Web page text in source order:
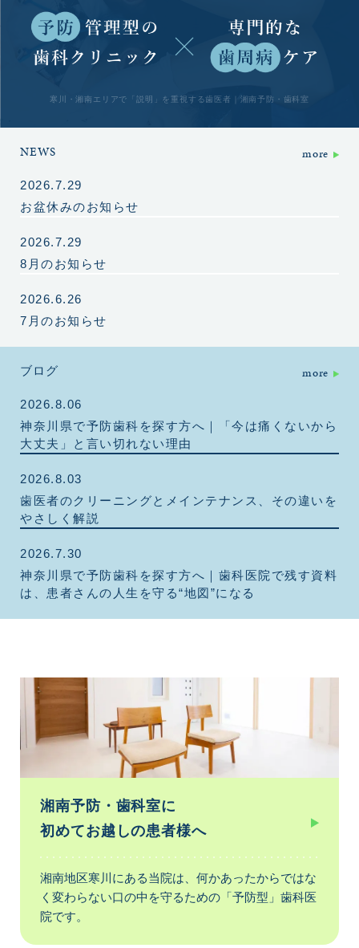
寒川・湘南エリアで「説明」を重視する歯医者｜ 湘南予防・歯科室
NEWS
2026.7.29
お盆休みのお知らせ
2026.7.29
8月のお知らせ
2026.6.26
7月のお知らせ
more
ブログ
2026.8.06
神奈川県で予防歯科を探す方へ｜「今は痛くないから
大丈夫」と言い切れない理由
2026.8.03
歯医者のクリーニングとメインテナンス、その違いを
やさしく解説
2026.7.30
神奈川県で予防歯科を探す方へ｜歯科医院で残す資料
は、患者さんの人生を守る“地図”になる
more
湘南予防・歯科室に
初めてお越しの患者様へ
湘南地区寒川にある当院は、何かあったからではな
く変わらない口の中を守るための「予防型」歯科医
院です。